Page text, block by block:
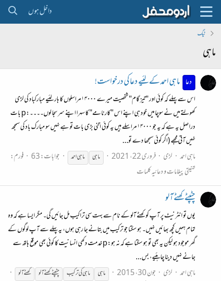
داخل ہوں
ٹیگ
ماہی
دعا ماہی احمد کے لئیے دعا کی درخواست!
اس سے پہلے کہ کوئی اور "تیز گام" شخصیت میرے ۱۴۰۰۰ مراسلوں کا ہار لئیے مبارکباد کی لڑی
کھولتے میں نے سوچا میں خود ہی اپنے اس "کارنامے" کا سہرا اپنے سر سجا لوں۔۔۔۔:p بات
دراصل یہ ہے کہ یہ جو ۱۴۰۰۰ مراسلے ہیں یہ کوئی اتنی بڑی بات تو ہے نہیں سو مبارک باد کی سمجھ
نہیں آتی مجھے (اگر کوئی سمجھا دے تو...
ماہی احمد لڑی فروری 22، 2021 ماہی ماہیاحمد جوابات: 63
فورم:
تہنیتی پیغامات و دعائیہ کلمات
چٹپٹے کھٹے آلو
یوں تو انٹرنیٹ پر آپ کو کھٹے آلو کے نام سے بہت سی تراکیب مل جائیں گی۔ مگر ایسا ہے کہ وہ
تمام ہمیں کچھ بھائیں نہیں۔ ہو سکتا جو ترکیب میں بتانے جا رہی ہوں، یہ پہلے سے آپ لوگوں کے
گھر موجود ہو لیکن یہ بھی تو ہو سکتا ہے کہ نہ ہو:p خدمت دکھی انسانیت کا کوئی بھی موقع ہاتھ سے
جانے نہیں دینا چاہئیے، بس...
ماہی احمد لڑی جون 30، 2015 ماہی ماہیکی ترکیب چٹپٹے کھٹے آلو کھٹے آلو